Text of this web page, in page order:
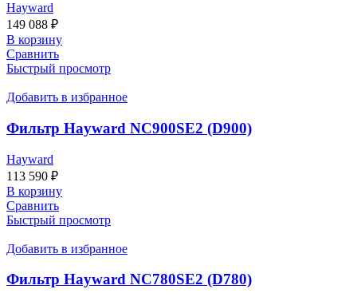
Hayward
149 088 ₽
В корзину
Сравнить
Быстрый просмотр
Добавить в избранное
Фильтр Hayward NC900SE2 (D900)
Hayward
113 590 ₽
В корзину
Сравнить
Быстрый просмотр
Добавить в избранное
Фильтр Hayward NC780SE2 (D780)